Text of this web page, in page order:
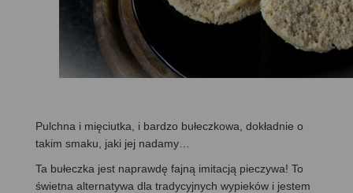
Pulchna i mięciutka, i bardzo bułeczkowa, dokładnie o
takim smaku, jaki jej nadamy…
Ta bułeczka jest naprawdę fajną imitacją pieczywa! To
świetna alternatywa dla tradycyjnych wypieków i jestem